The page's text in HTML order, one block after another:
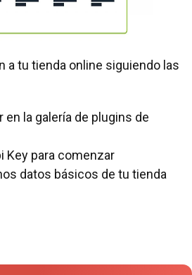
a tu tienda online siguiendo las
en la galería de plugins de
Key para comenzar
datos básicos de tu tienda